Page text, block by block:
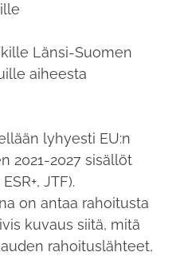
Länsi-Suomen
aiheesta
lyhyesti EU:n
2021-2027 sisällöt
JTF).
on antaa rahoitusta
kuvaus siitä, mitä
rahoituslähteet,